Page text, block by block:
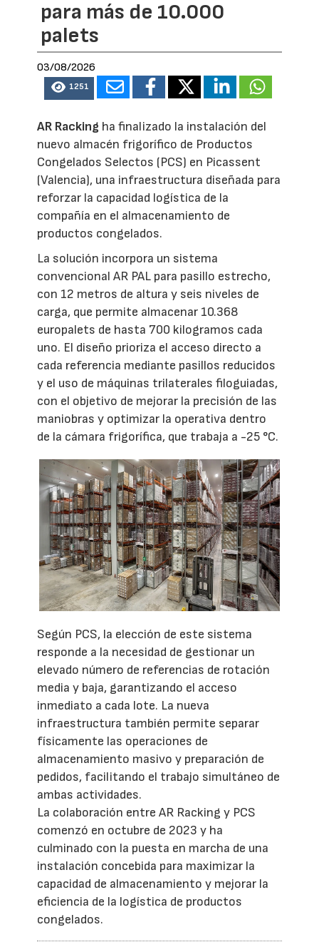
para más de 10.000
palets
03/08/2026
1251
AR Racking ha finalizado la instalación del
nuevo almacén frigorífico de Productos
Congelados Selectos (PCS) en Picassent
(Valencia), una infraestructura diseñada para
reforzar la capacidad logística de la
compañía en el almacenamiento de
productos congelados.
La solución incorpora un sistema
convencional AR PAL para pasillo estrecho,
con 12 metros de altura y seis niveles de
carga, que permite almacenar 10.368
europalets de hasta 700 kilogramos cada
uno. El diseño prioriza el acceso directo a
cada referencia mediante pasillos reducidos
y el uso de máquinas trilaterales filoguiadas,
con el objetivo de mejorar la precisión de las
maniobras y optimizar la operativa dentro
de la cámara frigorífica, que trabaja a -25 °C.
Según PCS, la elección de este sistema
responde a la necesidad de gestionar un
elevado número de referencias de rotación
media y baja, garantizando el acceso
inmediato a cada lote. La nueva
infraestructura también permite separar
físicamente las operaciones de
almacenamiento masivo y preparación de
pedidos, facilitando el trabajo simultáneo de
ambas actividades.
La colaboración entre AR Racking y PCS
comenzó en octubre de 2023 y ha
culminado con la puesta en marcha de una
instalación concebida para maximizar la
capacidad de almacenamiento y mejorar la
eficiencia de la logística de productos
congelados.